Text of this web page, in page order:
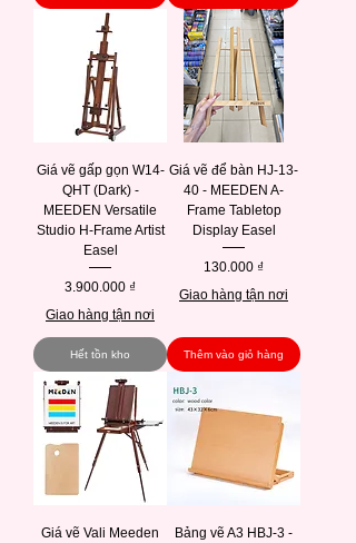
Giá vẽ gấp gọn W14-
QHT (Dark) -
MEEDEN Versatile
Studio H-Frame Artist
Easel
Giá
3.900.000 ₫
Giao hàng tận nơi
Hết tồn kho
Giá vẽ để bàn HJ-13-
40 - MEEDEN A-
Frame Tabletop
Display Easel
Giá
130.000 ₫
Giao hàng tận nơi
Thêm vào giỏ hàng
Giá vẽ Vali Meeden
Bảng vẽ A3 HBJ-3 -